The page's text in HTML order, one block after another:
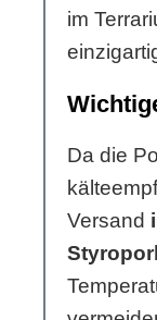
im
Da die
Versand